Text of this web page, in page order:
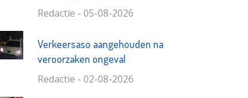
Redactie - 05-08-2026
Verkeersaso aangehouden na
veroorzaken ongeval
Redactie - 02-08-2026